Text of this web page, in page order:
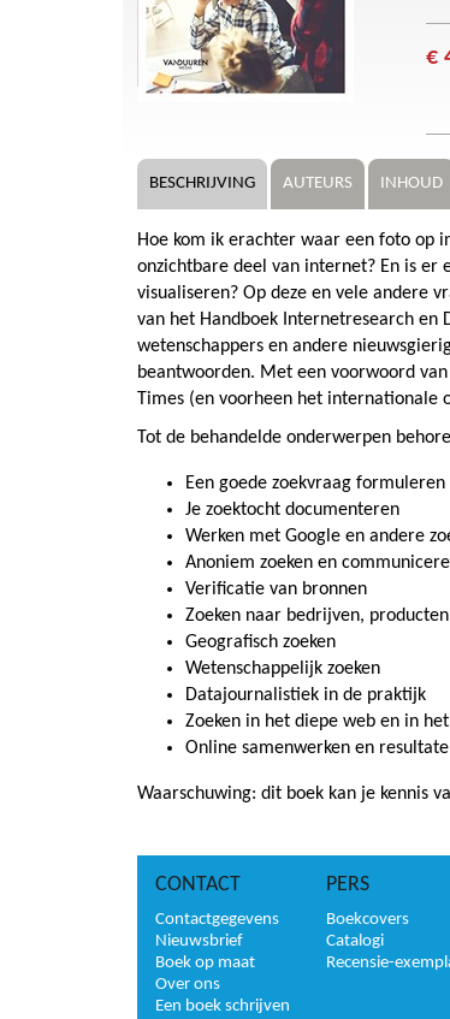
€
BESCHRIJVING AUTEURS INHOUD
Hoe kom ik erachter waar een foto op
onzichtbare deel van internet? En is
visualiseren? Op deze en vele andere
van het Handboek Internetresearch en
wetenschappers en andere
beantwoorden. Met een voorwoord
Times (en voorheen het internationale
Tot de behandelde onderwerpen
Een goede zoekvraag formuleren
Je zoektocht documenteren
Werken met Google en andere
Anoniem zoeken en
Verificatie van bronnen
Zoeken naar bedrijven,
Geografisch zoeken
Wetenschappelijk zoeken
Datajournalistiek in de praktijk
Zoeken in het diepe web en in
Online samenwerken en
Waarschuwing: dit boek kan je kennis
CONTACT
Contactgegevens
Nieuwsbrief
Boek op maat
Over ons
Een boek schrijven
PERS
Boekcovers
Catalogi
Recensie-